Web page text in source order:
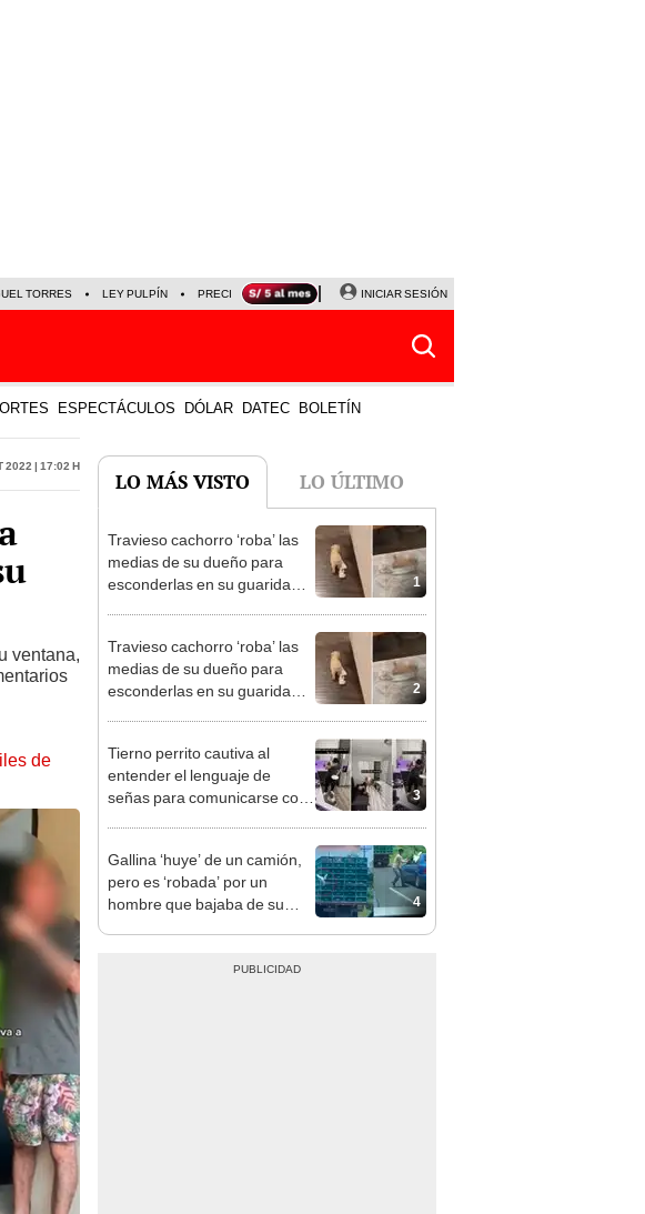
TORRES LEY PULPÍN PRECIO DEL DÓLAR CORTE DE LUZ VIERNES 7 DE AGOSTO
INICIAR SESIÓN
ESPECTÁCULOS DÓLAR DATEC BOLETÍN
| 17:02 h
ventana,
de
LO MÁS VISTO LO ÚLTIMO
1
Travieso cachorro ‘roba’ las
medias de su dueño para
esconderlas en su guarida
2
Travieso cachorro ‘roba’ las
medias de su dueño para
esconderlas en su guarida
3
Tierno perrito cautiva al
entender el lenguaje de
señas para comunicarse con
4
Gallina ‘huye’ de un camión,
pero es ‘robada’ por un
hombre que bajaba de su